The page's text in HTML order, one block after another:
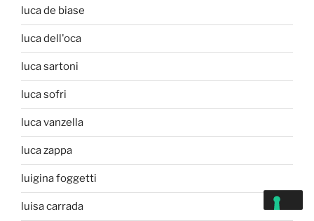
luca de biase
luca dell'oca
luca sartoni
luca sofri
luca vanzella
luca zappa
luigina foggetti
luisa carrada